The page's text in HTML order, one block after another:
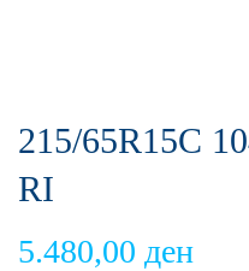
215/65R15C
RI
5.480,00 ден